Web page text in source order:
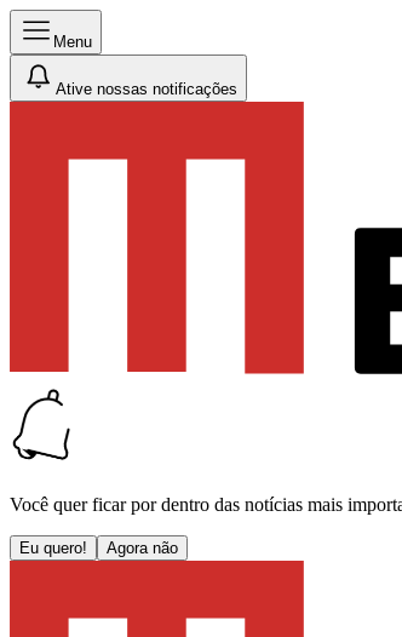
Menu
Ative nossas notificações
Você quer ficar por dentro das notícias mais
Eu quero! Agora não